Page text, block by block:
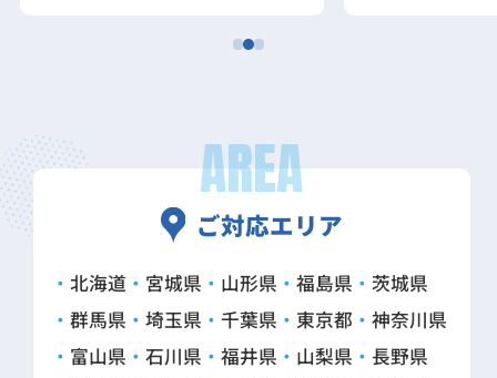
AREA
ご対応エリア
北海道 宮城県 山形県 福島県
茨城県
群馬県
埼玉県 千葉県 東京都
神奈川県
富山県
石川県 福井県 山梨県
長野県